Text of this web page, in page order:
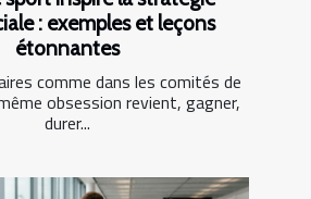
: exemples et leçons
étonnantes
comme dans les comités de
obsession revient, gagner,
durer...